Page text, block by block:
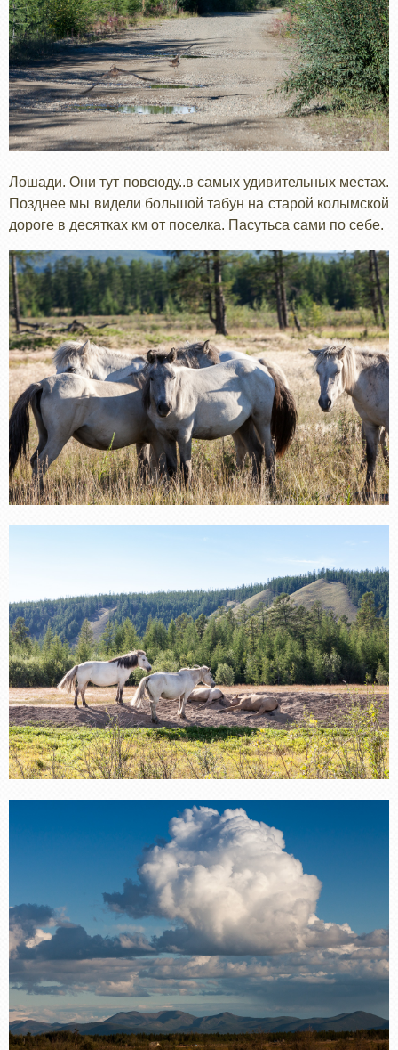
Лошади. Они тут повсюду..в самых удивительных местах.
Позднее мы видели большой табун на старой колымской
дороге в десятках км от поселка. Пасутьса сами по себе.